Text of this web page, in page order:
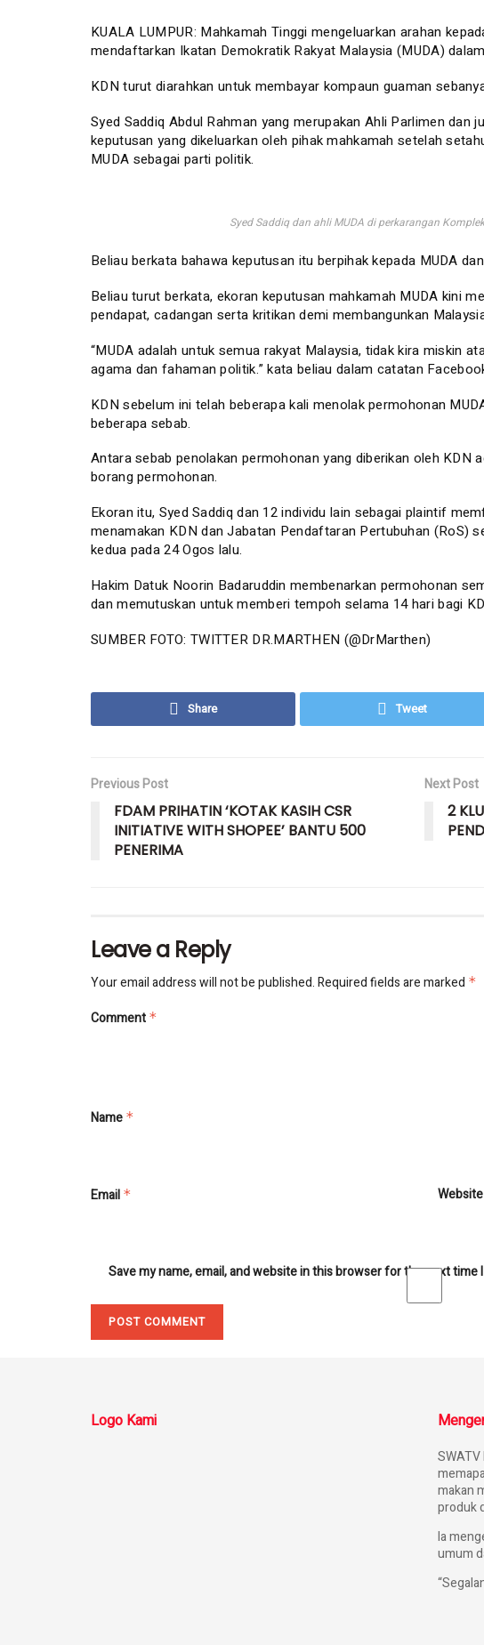
KUALA LUMPUR: Mahkamah Tinggi mengeluarkan arahan
mendaftarkan Ikatan Demokratik Rakyat Malaysia (MUDA)
KDN turut diarahkan untuk membayar kompaun guaman
Syed Saddiq Abdul Rahman yang merupakan Ahli Parlimen dan
keputusan yang dikeluarkan oleh pihak mahkamah setelah
MUDA sebagai parti politik.
Syed Saddiq dan ahli MUDA di perkarangan
Beliau berkata bahawa keputusan itu berpihak kepada MUDA
Beliau turut berkata, ekoran keputusan mahkamah MUDA kini
pendapat, cadangan serta kritikan demi membangunkan
“MUDA adalah untuk semua rakyat Malaysia, tidak kira miskin
agama dan fahaman politik.” kata beliau dalam catatan
KDN sebelum ini telah beberapa kali menolak permohonan
beberapa sebab.
Antara sebab penolakan permohonan yang diberikan oleh KDN
borang permohonan.
Ekoran itu, Syed Saddiq dan 12 individu lain sebagai plaintif
menamakan KDN dan Jabatan Pendaftaran Pertubuhan (RoS)
kedua pada 24 Ogos lalu.
Hakim Datuk Noorin Badaruddin membenarkan permohonan
dan memutuskan untuk memberi tempoh selama 14 hari bagi
SUMBER FOTO: TWITTER DR.MARTHEN (@DrMarthen)
Share Tweet
Previous Post
FDAM PRIHATIN ‘KOTAK KASIH CSR
INITIATIVE WITH SHOPEE’ BANTU 500
PENERIMA
Next Post
2
Leave a Reply
Your email address will not be published.Required fields are marked *
Comment *
Name *
Email * Website
Save my name, email, and website in this browser for the next time
Logo Kami
makan
produk
Ia
umum